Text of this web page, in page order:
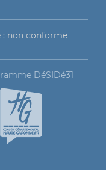
: non conforme
DéSIDé31